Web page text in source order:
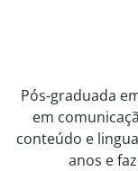
Pós-graduada
em
conteúdo e
anos e